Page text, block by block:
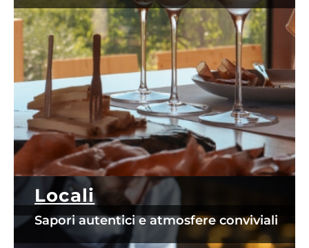
Locali
Sapori autentici e atmosfere conviviali